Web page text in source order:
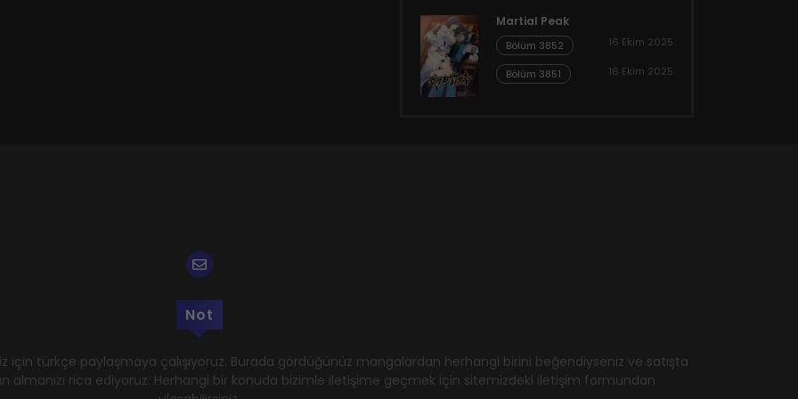
Martial Peak
Bölüm 3852 16 Ekim 2025
Bölüm 3851 16 Ekim 2025
Not
için türkçe paylaşmaya çalışıyoruz. Burada gördüğünüz mangalardan herhangi birini beğendiyseniz ve satışta
almanızı rica ediyoruz. Herhangi bir konuda bizimle iletişime geçmek için sitemizdeki iletişim formundan